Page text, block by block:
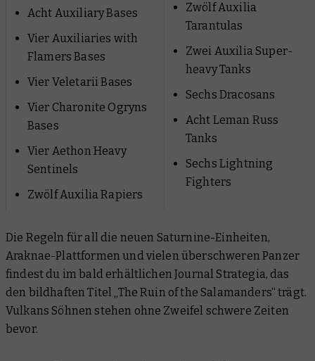
Acht Auxiliary Bases
Vier Auxiliaries with
Flamers Bases
Vier Veletarii Bases
Vier Charonite Ogryns
Bases
Vier Aethon Heavy
Sentinels
Zwölf Auxilia Rapiers
Zwölf Auxilia
Tarantulas
Zwei Auxilia Super-
heavy Tanks
Sechs Dracosans
Acht Leman Russ
Tanks
Sechs Lightning
Fighters
Die Regeln für all die neuen Saturnine-Einheiten,
Araknae-Plattformen und vielen überschweren Panzer
findest du im bald erhältlichen Journal Strategia, das
den bildhaften Titel „The Ruin of the Salamanders“ trägt.
Vulkans Söhnen stehen ohne Zweifel schwere Zeiten
bevor.